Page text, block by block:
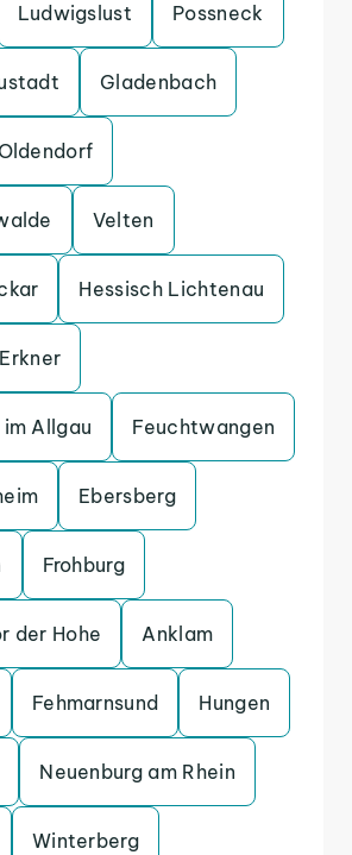
Ludwigslust Possneck
Gladenbach
Velten
Hessisch Lichtenau
Erkner
Allgau Feuchtwangen
Ebersberg
Frohburg
der Hohe Anklam
Fehmarnsund Hungen
Neuenburg am Rhein
Winterberg